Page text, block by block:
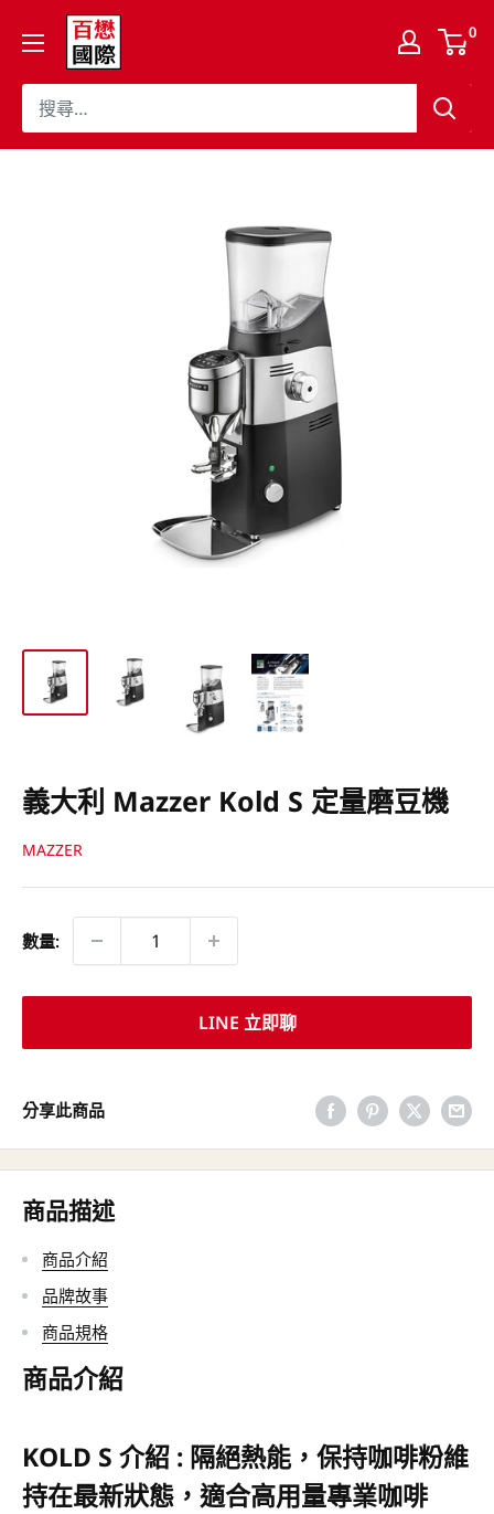
百
懋
國
際
股
0
義大利 Mazzer Kold S 定量磨豆機
MAZZER
數量:
LINE 立即聊
分享此商品
商品描述
商品介紹
品牌故事
商品規格
商品介紹
KOLD S 介紹 : 隔絕熱能，保持咖啡粉維
持在最新狀態，適合高用量專業咖啡